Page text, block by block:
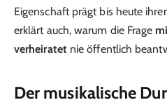
Eigenschaft prägt bis heute
erklärt auch, warum die Frage
verheiratetnie öffentlich
Der musikalische